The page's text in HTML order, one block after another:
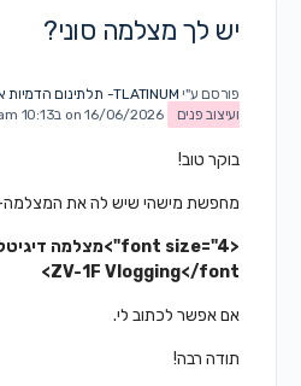
יש לך מצלמה סוני?
פורסם ע"יTLATINUM- תלתינום הדמיות אדריכליות
ועיצוב פנים
on 16/06/2026 ב10:13 am
בוקר טוב!
מחפשת מישהי שיש לה את המצלמה-
ZV-1F Vlogging</font>
אם אפשר לכתוב לי.
תודה רבה!